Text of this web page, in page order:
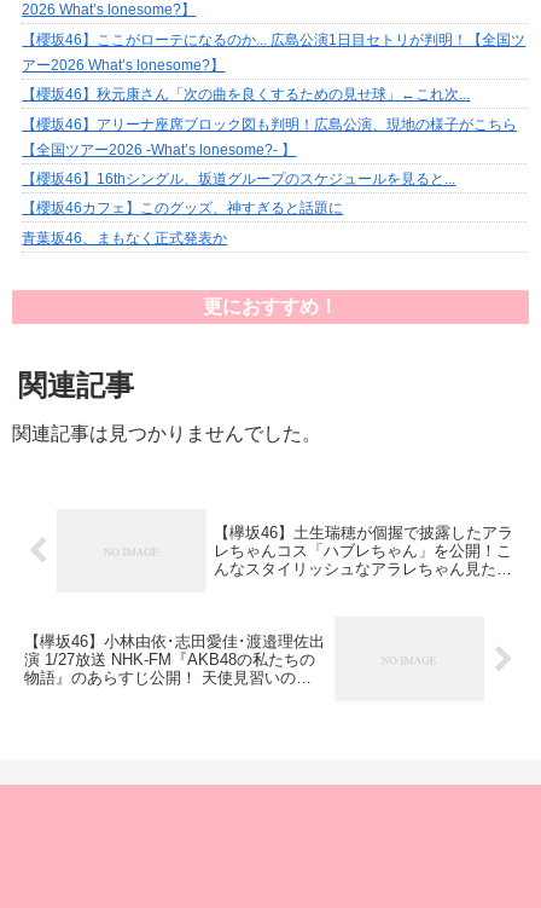
2026 What’s lonesome?】
【櫻坂46】ここがローテになるのか... 広島公演1日目セトリが判明！【全国ツ
アー2026 What’s lonesome?】
【櫻坂46】秋元康さん「次の曲を良くするための見せ球」←これ次...
【櫻坂46】アリーナ座席ブロック図も判明！広島公演、現地の様子がこちら
【全国ツアー2026 -What’s lonesome?- 】
【櫻坂46】16thシングル、坂道グループのスケジュールを見ると...
【櫻坂46カフェ】このグッズ、神すぎると話題に
青葉坂46、まもなく正式発表か
更におすすめ！
関連記事
関連記事は見つかりませんでした。
【欅坂46】土生瑞穂が個握で披露したアラ
レちゃんコス「ハブレちゃん」を公開！こ
んなスタイリッシュなアラレちゃん見たこ
【欅坂46】小林由依･志田愛佳･渡邉理佐出
演 1/27放送 NHK-FM『AKB48の私たちの
物語』のあらすじ公開！ 天使見習いのマ